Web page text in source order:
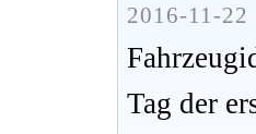
2016-11-22
Tag der